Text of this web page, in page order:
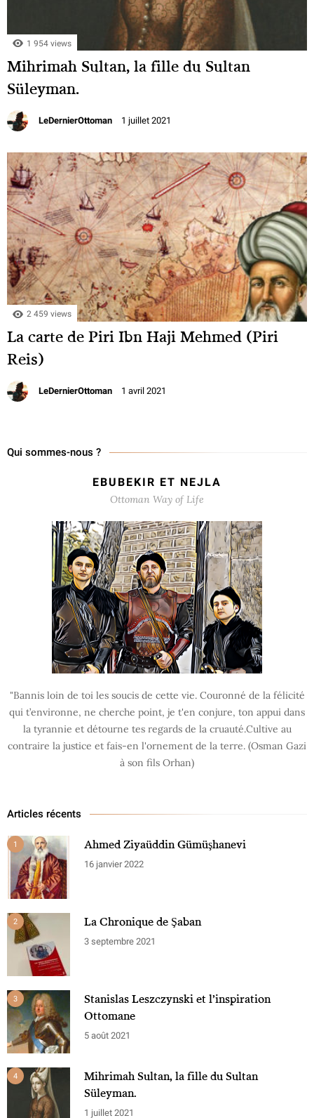
1 954 views
Mihrimah Sultan, la fille du Sultan
Süleyman.
LeDernierOttoman 1 juillet 2021
2 459 views
La carte de Piri Ibn Haji Mehmed (Piri
Reis)
LeDernierOttoman 1 avril 2021
Qui sommes-nous ?
EBUBEKIR ET NEJLA
Ottoman Way of Life
"Bannis loin de toi les soucis de cette vie. Couronné de la félicité
qui t’environne, ne cherche point, je t'en conjure, ton appui dans
la tyrannie et détourne tes regards de la cruauté.Cultive au
contraire la justice et fais-en l'ornement de la terre. (Osman Gazi
à son fils Orhan)
Articles récents
1 Ahmed Ziyaüddin Gümüşhanevi
16 janvier 2022
2 La Chronique de Şaban
3 septembre 2021
3
Stanislas Leszczynski et l’inspiration
Ottomane
5 août 2021
4
Mihrimah Sultan, la fille du Sultan
Süleyman.
1 juillet 2021